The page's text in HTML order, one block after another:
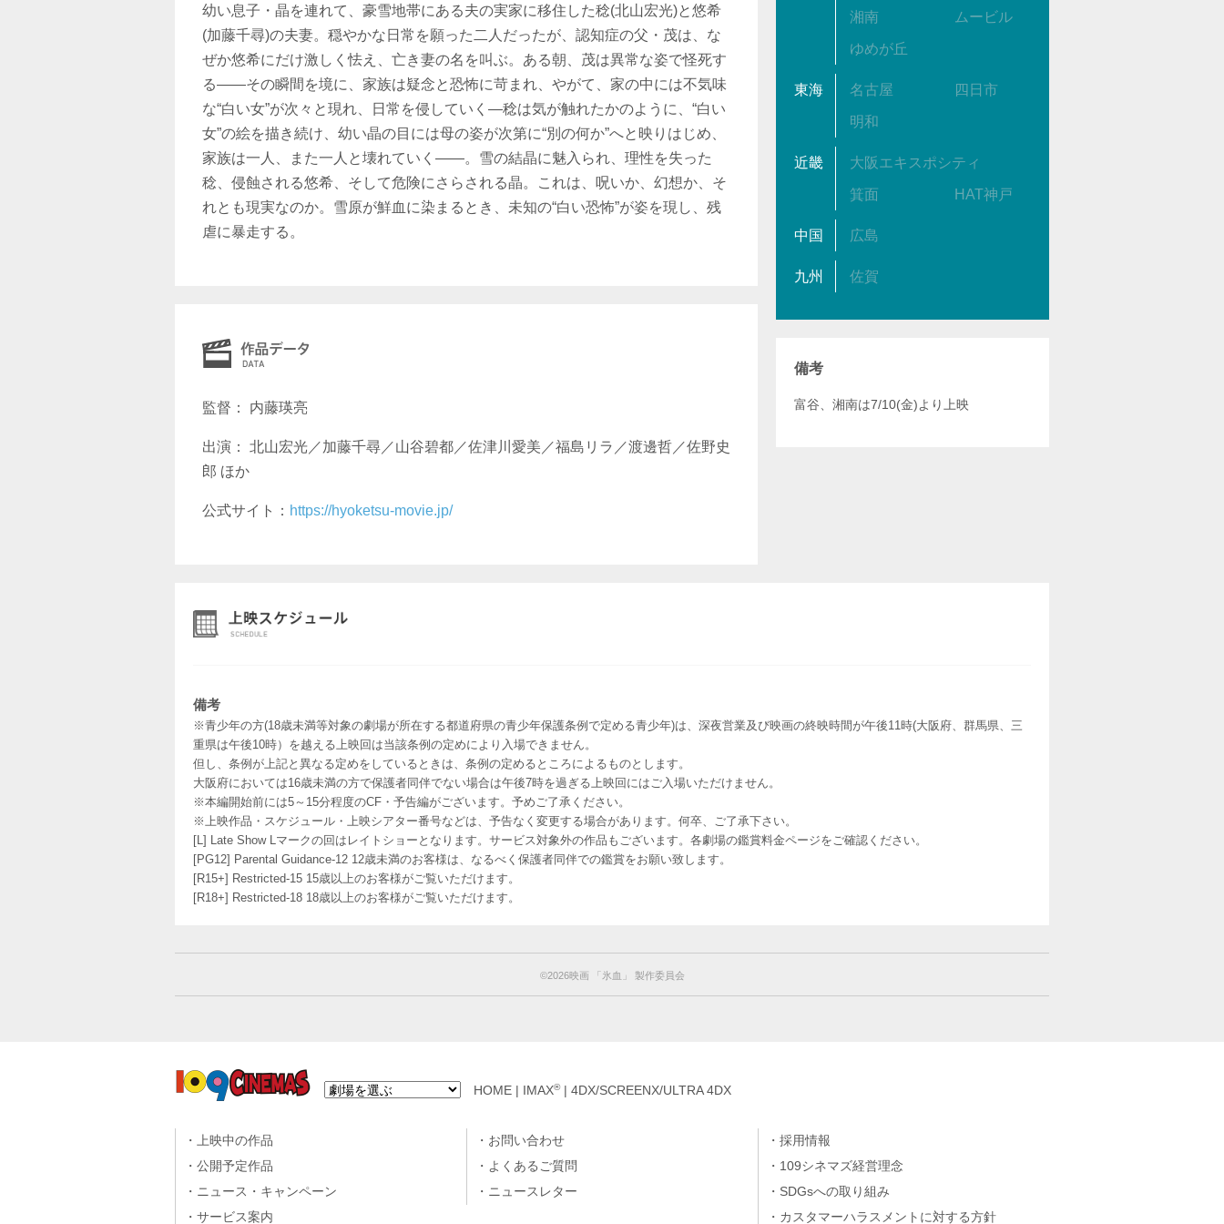
幼い息子・晶を連れて、豪雪地帯にある夫の実家に移住した稔(北山宏光)と悠希
(加藤千尋)の夫妻。穏やかな日常を願った二人だったが、認知症の父・茂は、な
ぜか悠希にだけ激しく怯え、亡き妻の名を叫ぶ。ある朝、茂は異常な姿で怪死す
る――その瞬間を境に、家族は疑念と恐怖に苛まれ、やがて、家の中には不気味
な“白い女”が次々と現れ、日常を侵していく―稔は気が触れたかのように、“白い
女”の絵を描き続け、幼い晶の目には母の姿が次第に“別の何か”へと映りはじめ、
家族は一人、また一人と壊れていく――。雪の結晶に魅入られ、理性を失った
稔、侵蝕される悠希、そして危険にさらされる晶。これは、呪いか、幻想か、そ
れとも現実なのか。雪原が鮮血に染まるとき、未知の“白い恐怖”が姿を現し、残
虐に暴走する。
監督： 内藤瑛亮
出演： 北山宏光／加藤千尋／山谷碧都／佐津川愛美／福島リラ／渡邊哲／佐野史
郎 ほか
公式サイト： https://hyoketsu-movie.jp/
湘南 ムービル
ゆめが丘
東海 名古屋 四日市
明和
近畿 大阪エキスポシティ
箕面 HAT神戸
中国 広島
九州 佐賀
備考
富谷、湘南は7/10(金)より上映
備考
※青少年の方(18歳未満等対象の劇場が所在する都道府県の青少年保護条例で定める青少年)は、深夜営業及び映画の終映時間が午後11時(大阪府、群馬県、三
重県は午後10時）を越える上映回は当該条例の定めにより入場できません。
但し、条例が上記と異なる定めをしているときは、条例の定めるところによるものとします。
大阪府においては16歳未満の方で保護者同伴でない場合は午後7時を過ぎる上映回にはご入場いただけません。
※本編開始前には5～15分程度のCF・予告編がございます。予めご了承ください。
※上映作品・スケジュール・上映シアター番号などは、予告なく変更する場合があります。何卒、ご了承下さい。
[L] Late Show Lマークの回はレイトショーとなります。サービス対象外の作品もございます。各劇場の鑑賞料金ページをご確認ください。
[PG12] Parental Guidance-12 12歳未満のお客様は、なるべく保護者同伴での鑑賞をお願い致します。
[R15+] Restricted-15 15歳以上のお客様がご覧いただけます。
[R18+] Restricted-18 18歳以上のお客様がご覧いただけます。
©︎2026映画 「氷血」 製作委員会
HOME IMAX®| 4DX/SCREENX/ULTRA 4DX
上映中の作品
公開予定作品
ニュース・キャンペーン
サービス案内
お問い合わせ
よくあるご質問
ニュースレター
採用情報
109シネマズ経営理念
SDGsへの取り組み
カスタマーハラスメントに対する方針